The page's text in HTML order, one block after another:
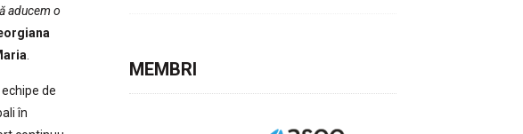
aducem o
de
în
MEMBRI